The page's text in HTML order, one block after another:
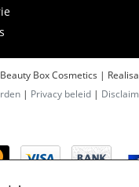
Box Cosmetics |
| Privacy beleid |